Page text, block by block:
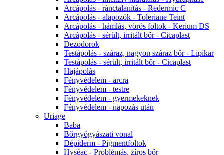
Arcápolás - ránctalanítás - Redermic C
Arcápolás - alapozók - Toleriane Teint
Arcápolás - hámlás, vörös foltok - Kerium DS
Arcápolás - sérült, irritált bőr - Cicaplast
Dezodorok
Testápolás - száraz, nagyon száraz bőr - Lipikar
Testápolás - sérült, irritált bőr - Cicaplast
Hajápolás
Fényvédelem - arcra
Fényvédelem - testre
Fényvédelem - gyermekeknek
Fényvédelem - napozás után
Uriage
Baba
Bőrgyógyászati vonal
Dépiderm - Pigmentfoltok
Hyséac - Problémás, zíros bőr